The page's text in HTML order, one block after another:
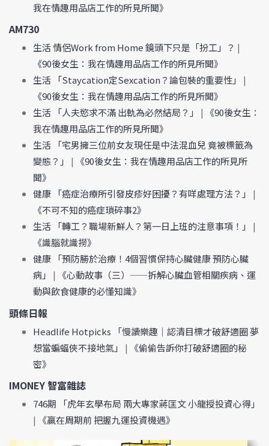
我在情趣用品店工作的所見所聞》
AM730
生活 情侶Work from Home 鏡頭下只是「扮工」？ |
《90後女生：我在情趣用品店工作的所見所聞》
生活 「Staycation定Sexcation？論包裝的重要性」
|
《90後女生：我在情趣用品店工作的所見所聞》
生活 「人夫慾求不滿 出軌為必然結局？」
|
《90後女生：
我在情趣用品店工作的所見所聞》
生活 「宅男擁三位前女友現任是中法混血兒 竟被標籤為
變態？」
|
《90後女生：我在情趣用品店工作的所見所
聞》
健康 「癌症治療所引發皮疹好困擾？有咩處理方法？」
|
《不可不知的癌症瑣碎事2》
生活 「轉工？職場新鮮人？第一日上班的注意事項！」
|
《識腦就識撈》
健康 「預防勝於治療！4個習慣保持心臟健康 預防心臟
病」
|
《心動故事（三）——拆解心臟血管相關疾病、運
動與飲食健康的必懂知識》
頭條日報
Headlife Hotpicks 「慢讀樂趣｜認清目標才破舒適圈 夢
想當蝙蝠俠不接地氣」
|
《偷偷告訴你打破舒適圈的秘
密》
IMONEY 智富雜誌
746期 「虎年玄學布局 兩大專家蔣匡文 小龍授投資心得」
|
《贏在周期前 把握九運投資機遇》